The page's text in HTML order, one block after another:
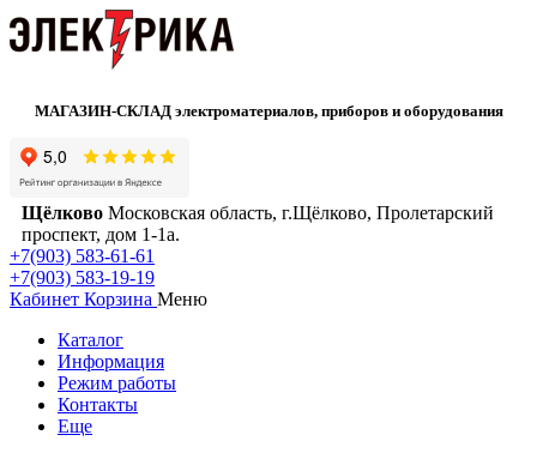
МАГАЗИН-СКЛАД электроматериалов, приборов и оборудования
Щёлково Московская область, г.Щёлково, Пролетарский
проспект, дом 1‑1а.
+7(903) 583-61-61
+7(903) 583-19-19
Кабинет Корзина Меню
Каталог
Информация
Режим работы
Контакты
Еще